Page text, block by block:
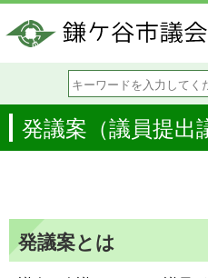
発議案（議員提出
発議案とは